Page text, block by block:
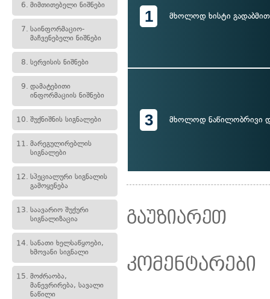
6. მიმთითებელი ნიშნები
7. საინფორმაციო-
მაჩვენებელი ნიშნები
8. სერვისის ნიშნები
9. დამატებითი
ინფორმაციის ნიშნები
10. შუქნიშნის სიგნალები
11. მარეგულირებლის
სიგნალები
12. სპეციალური სიგნალის
გამოყენება
13. საავარიო შუქური
სიგნალიზაცია
14. სანათი ხელსაწყოები,
ხმოვანი სიგნალი
15. მოძრაობა,
მანევრირება, სავალი
ნაწილი
1 მხოლოდ ხისტი გადაბმით
3 მხოლოდ ნაწილობრივი
გაუზიარეთ
კომენტარები